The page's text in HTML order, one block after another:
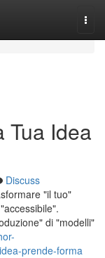
Tua Idea
Discuss
"il tuo"
di "modelli"
prende-forma